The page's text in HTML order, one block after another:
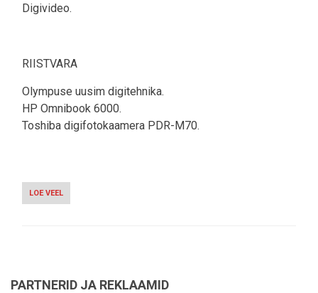
Digivideo.
RIISTVARA
Olympuse uusim digitehnika.
HP Omnibook 6000.
Toshiba digifotokaamera PDR-M70.
LOE VEEL
ARVUTIMAAILM
PARTNERID JA REKLAAMID